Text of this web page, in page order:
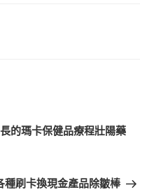
的瑪卡保健品療程壯陽藥
刷卡換現金產品除皺棒